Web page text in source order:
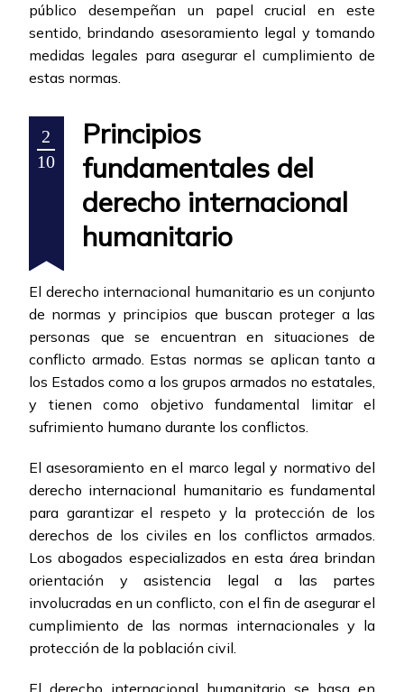
público desempeñan un papel crucial en este
sentido, brindando asesoramiento legal y tomando
medidas legales para asegurar el cumplimiento de
estas normas.
2
10
Principios
fundamentales del
derecho internacional
humanitario
El derecho internacional humanitario es un conjunto
de normas y principios que buscan proteger a las
personas que se encuentran en situaciones de
conflicto armado. Estas normas se aplican tanto a
los Estados como a los grupos armados no estatales,
y tienen como objetivo fundamental limitar el
sufrimiento humano durante los conflictos.
El asesoramiento en el marco legal y normativo del
derecho internacional humanitario es fundamental
para garantizar el respeto y la protección de los
derechos de los civiles en los conflictos armados.
Los abogados especializados en esta área brindan
orientación y asistencia legal a las partes
involucradas en un conflicto, con el fin de asegurar el
cumplimiento de las normas internacionales y la
protección de la población civil.